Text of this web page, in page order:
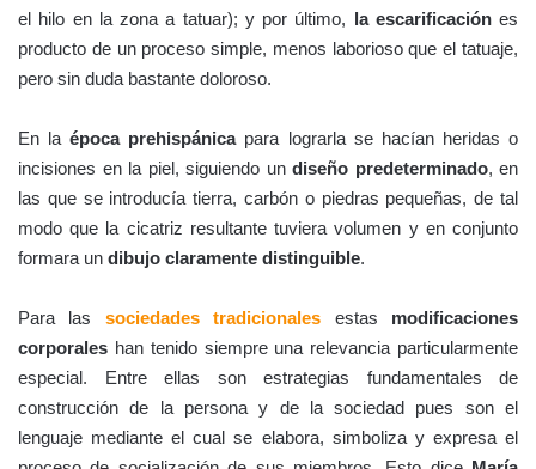
el hilo en la zona a tatuar); y por último, la escarificaciónes
producto de un proceso simple, menos laborioso que el tatuaje,
pero sin duda bastante doloroso.
En laépoca prehispánicapara lograrla se hacían heridas o
incisiones en la piel, siguiendo un diseño predeterminado, en
las que se introducía tierra, carbón o piedras pequeñas, de tal
modo que la cicatriz resultante tuviera volumen y en conjunto
formara un dibujo claramente distinguible.
Para las sociedades tradicionales estas modificaciones
corporales han tenido siempre una relevancia particularmente
especial. Entre ellas son estrategias fundamentales de
construcción de la persona y de la sociedad pues son el
lenguaje mediante el cual se elabora, simboliza y expresa el